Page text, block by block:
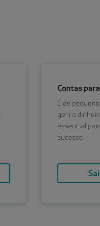
Contas
É de
gerir o
essencial
sucesso.